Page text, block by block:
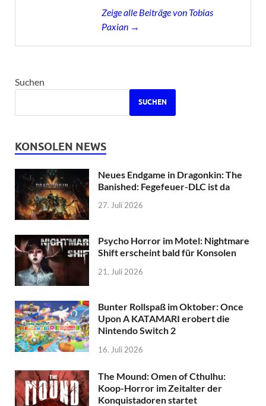
Zeige alle Beiträge von Tobias
Paxian →
Suchen
SUCHEN
KONSOLEN NEWS
Neues Endgame in Dragonkin: The
Banished: Fegefeuer-DLC ist da
27. Juli 2026
Psycho Horror im Motel: Nightmare
Shift erscheint bald für Konsolen
21. Juli 2026
Bunter Rollspaß im Oktober: Once
Upon A KATAMARI erobert die
Nintendo Switch 2
16. Juli 2026
The Mound: Omen of Cthulhu:
Koop-Horror im Zeitalter der
Konquistadoren startet